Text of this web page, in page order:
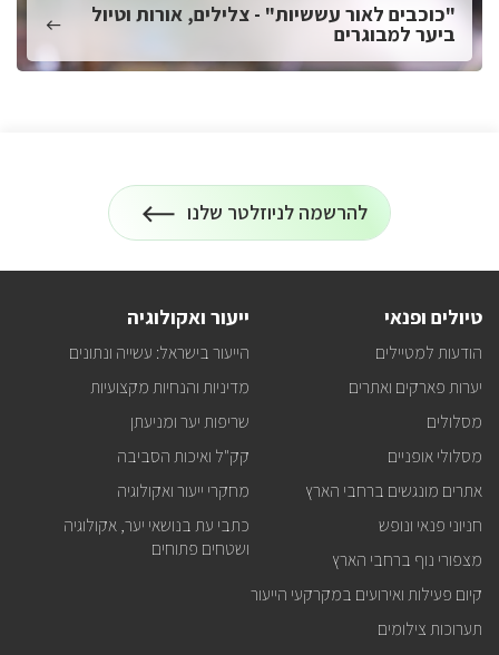
"כוכבים לאור עששיות" - צלילים, אורות וטיול
ביער למבוגרים
הרשמה
לניוזלטר
להרשמה לניוזלטר שלנו
על
כל
במייל
טיולים ופנאי
הודעות למטיילים
יערות פארקים ואתרים
מסלולים
מסלולי אופניים
אתרים מונגשים ברחבי הארץ
חניוני פנאי ונופש
מצפורי נוף ברחבי הארץ
קיום פעילות ואירועים במקרקעי הייעור
תערוכות צילומים
ייעור ואקולוגיה
הייעור בישראל: עשייה ונתונים
מדיניות והנחיות מקצועיות
שריפות יער ומניעתן
קק"ל ואיכות הסביבה
מחקרי ייעור ואקולוגיה
כתבי עת בנושאי יער, אקולוגיה
ושטחים פתוחים